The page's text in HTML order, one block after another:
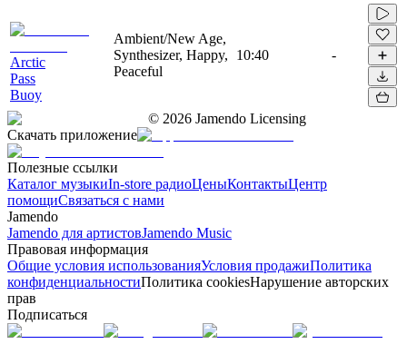
Arctic
Pass
Buoy
Ambient/New Age,
Synthesizer, Happy,
Peaceful
10:40 -
© 2026 Jamendo Licensing
Скачать приложение
Полезные ссылки
Каталог музыкиIn-store радиоЦеныКонтактыЦентр
помощиСвязаться с нами
Jamendo
Jamendo для артистовJamendo Music
Правовая информация
Общие условия использованияУсловия продажиПолитика
конфиденциальностиПолитика cookiesНарушение авторских
прав
Подписаться